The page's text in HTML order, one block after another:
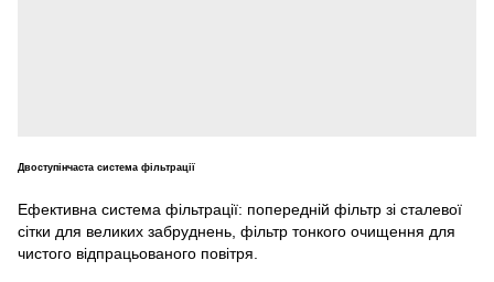
Двоступінчаста система фільтрації
Ефективна система фільтрації: попередній фільтр зі сталевої
сітки для великих забруднень, фільтр тонкого очищення для
чистого відпрацьованого повітря.